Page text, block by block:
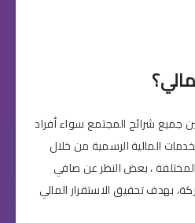
جميع شرائح المجتمع سواء أفراد
المالية الرسمية من خلال
، بعض النظر عن صافي
بهدف تحقيق الاستقرار المالي